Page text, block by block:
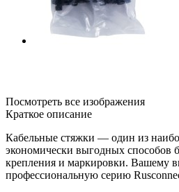
Посмотреть все изображения
Краткое описание
Кабельные стяжки — один из
экономически выгодных способов
крепления и маркировки. Вашему
профессиональную серию